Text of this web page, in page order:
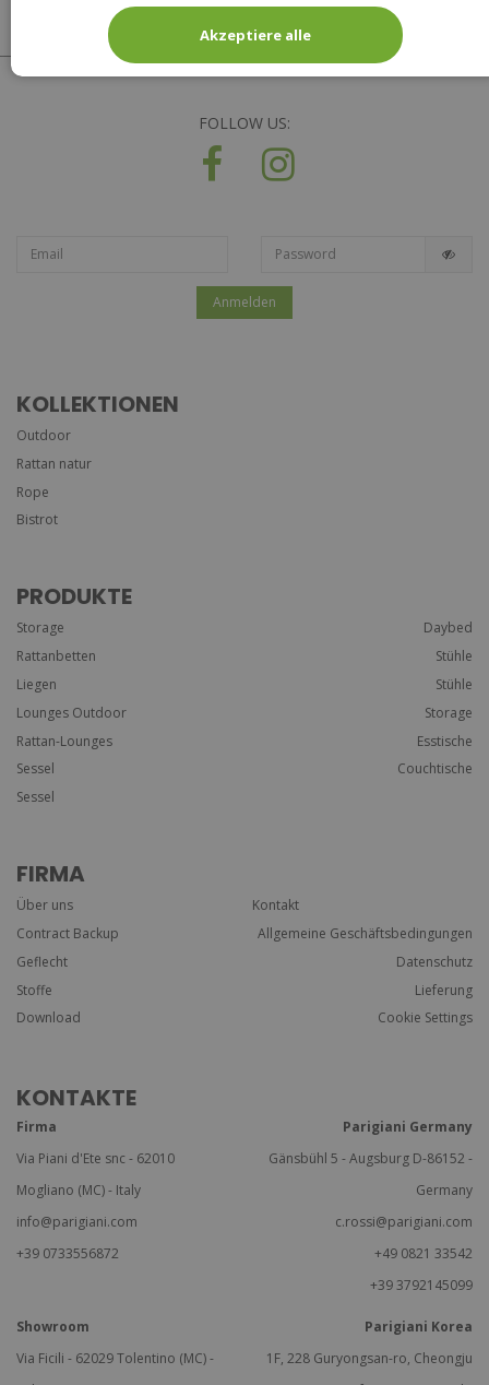
FOLLOW US:
Anmelden
KOLLEKTIONEN
Outdoor
Rattan natur
Rope
Bistrot
PRODUKTE
Storage
Rattanbetten
Liegen
Lounges Outdoor
Rattan-Lounges
Sessel
Sessel
Daybed
Stühle
Stühle
Storage
Esstische
Couchtische
FIRMA
Über uns
Contract Backup
Geflecht
Stoffe
Download
Kontakt
Allgemeine Geschäftsbedingungen
Datenschutz
Lieferung
Cookie Settings
KONTAKTE
Firma
Via Piani d'Ete snc - 62010
Mogliano (MC) - Italy
info@parigiani.com
+39 0733556872
Parigiani Germany
Gänsbühl 5 - Augsburg D-86152 -
Germany
c.rossi@parigiani.com
+49 0821 33542
+39 3792145099
Showroom
Via Ficili - 62029 Tolentino (MC) -
Parigiani Korea
1F, 228 Guryongsan-ro, Cheongju
Akzeptiere alle